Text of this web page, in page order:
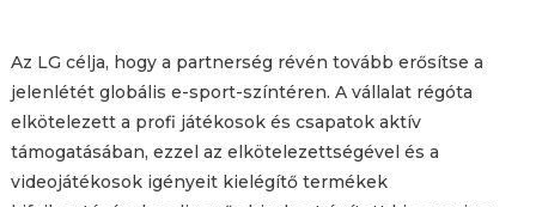
Az LG célja, hogy a partnerség révén tovább erősítse a
jelenlétét globális e-sport-színtéren. A vállalat régóta
elkötelezett a profi játékosok és csapatok aktív
támogatásában, ezzel az elkötelezettségével és a
videojátékosok igényeit kielégítő termékek